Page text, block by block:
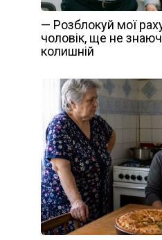
— Розблокуй мої
чоловік, ще не
колишній